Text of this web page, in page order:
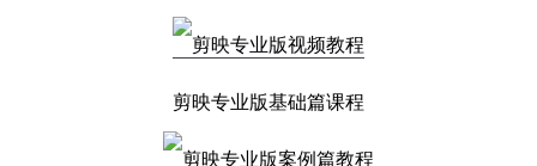
剪映专业版基础篇课程